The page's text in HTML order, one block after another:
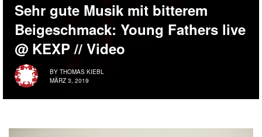
Sehr gute Musik mit bitterem
Beigeschmack: Young Fathers live
@ KEXP // Video
BY THOMAS KIEBL
MÄRZ 3, 2019